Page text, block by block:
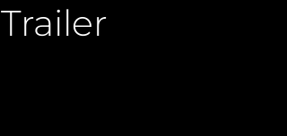
Trailer